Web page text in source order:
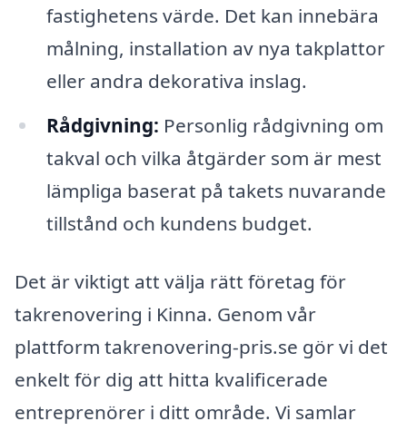
fastighetens värde. Det kan innebära
målning, installation av nya takplattor
eller andra dekorativa inslag.
Rådgivning: Personlig rådgivning om
takval och vilka åtgärder som är mest
lämpliga baserat på takets nuvarande
tillstånd och kundens budget.
Det är viktigt att välja rätt företag för
takrenovering i Kinna. Genom vår
plattform takrenovering-pris.se gör vi det
enkelt för dig att hitta kvalificerade
entreprenörer i ditt område. Vi samlar